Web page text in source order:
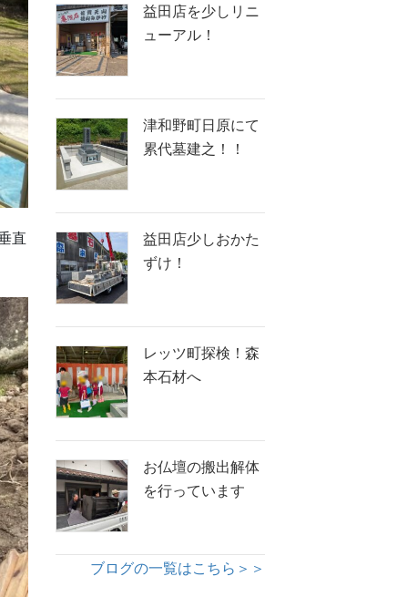
直
益田店を少しリニ
ューアル！
津和野町日原にて
累代墓建之！！
益田店少しおかた
ずけ！
レッツ町探検！森
本石材へ
お仏壇の搬出解体
を行っています
ブログの一覧はこちら＞＞